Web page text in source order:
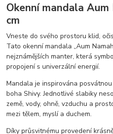
Okenní mandala Aum
cm
Vneste do svého prostoru klid,
Tato okenní mandala „Aum
nejznámějších manter, která
propojení s univerzální energií.
Mandala je inspirována
boha Shivy. Jednotlivé slabiky
země, vody, ohně, vzduchu a
mezi tělem, myslí a duchem.
Díky průsvitnému provedení